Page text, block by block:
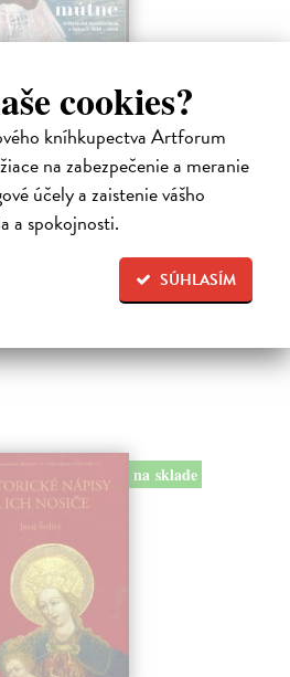
cookies?
kníhkupectva Artforum
na zabezpečenie a meranie
účely a zaistenie vášho
a spokojnosti.
SÚHLASÍM
kultúry. Postavili im sochy a
svoje nespochybniteľné miesto v
na sklade